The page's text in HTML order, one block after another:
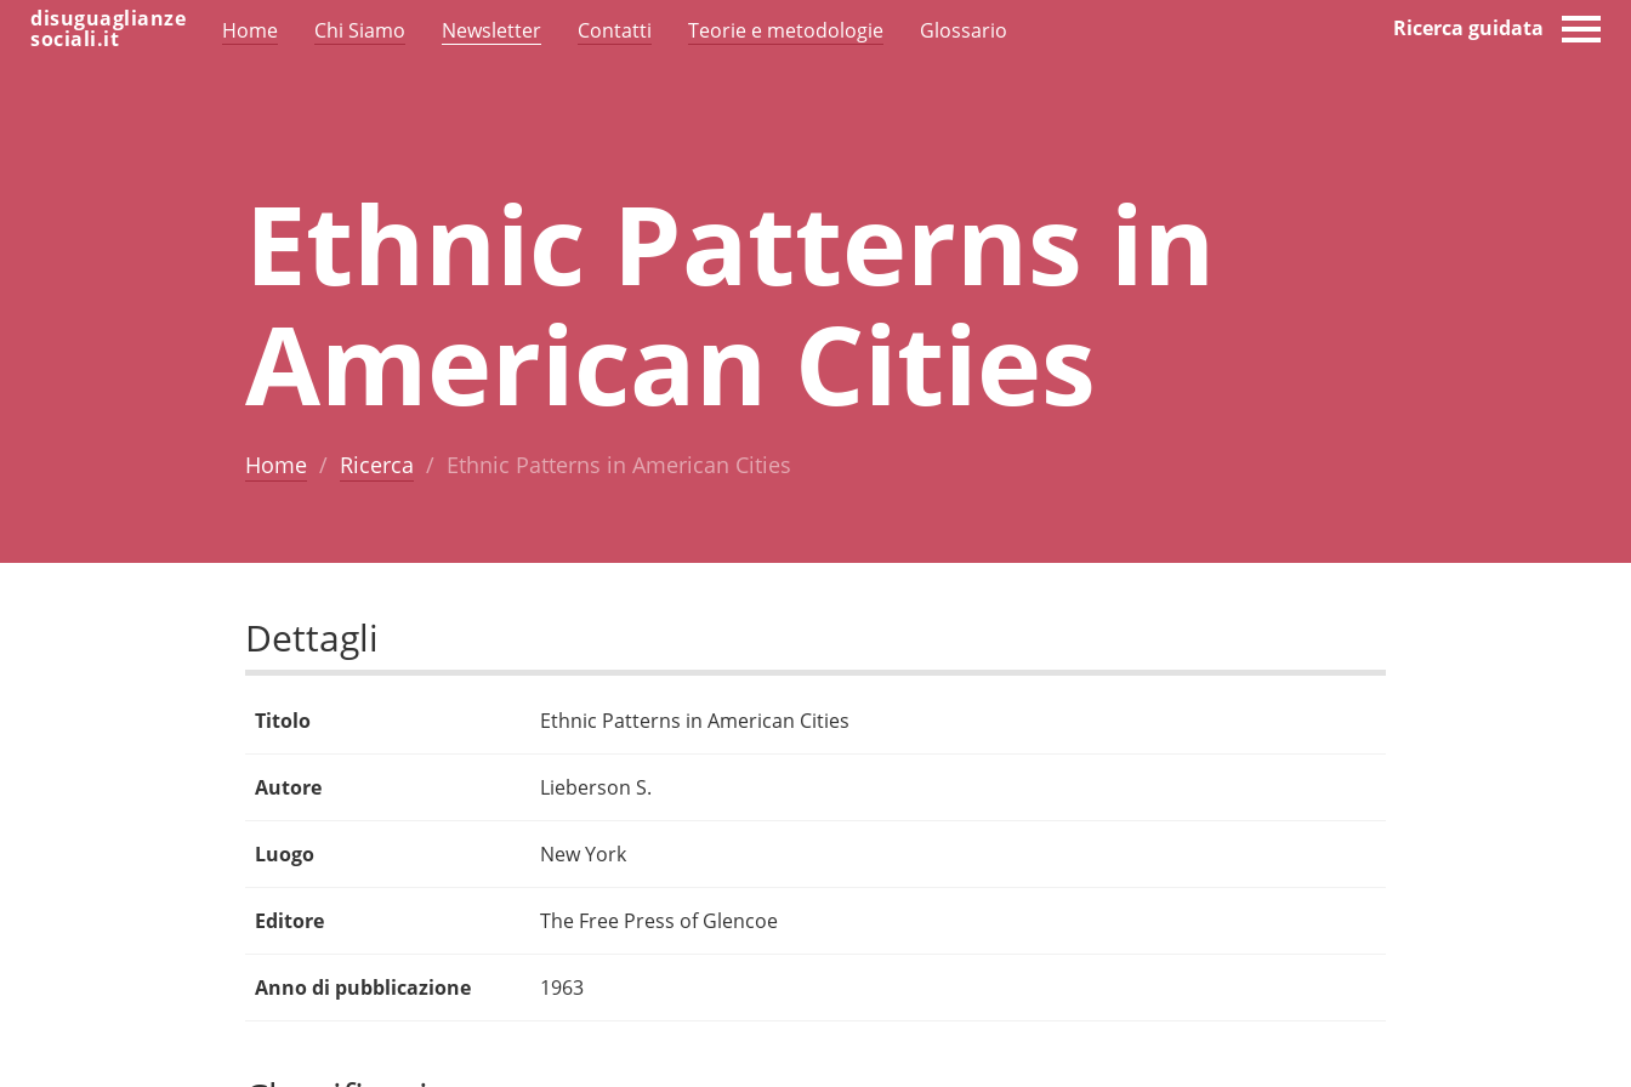
disuguaglianze
sociali.it Home Chi Siamo Newsletter Contatti Teorie e metodologie Glossario Ricerca guidata
Ethnic Patterns in
American Cities
Home Ricerca Ethnic Patterns in American Cities
Dettagli
Titolo Ethnic Patterns in American Cities
Autore Lieberson S.
Luogo New York
Editore The Free Press of Glencoe
Anno di pubblicazione 1963